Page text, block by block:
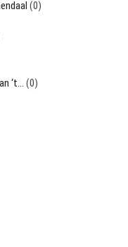
(0)
‘t… (0)